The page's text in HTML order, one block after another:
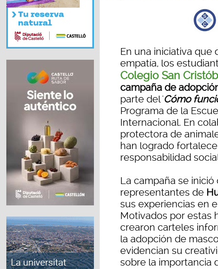
En una iniciativa que
empatía, los
Colegio San
campaña de
parte del 'Cómo
Programa de la
Internacional. En
protectora de
han logrado
responsabilidad
La campaña se
representantes de
sus experiencias en
Motivados por estas
crearon carteles
la adopción de
evidencian su
sobre la importancia